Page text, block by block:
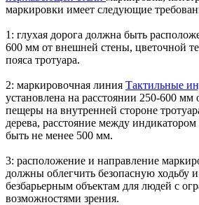
маркировки имеет следующие
1: глухая дорога должна быть
600 мм от внешней стены, цветочной
пояса тротуара.
2: маркировочная линия Тактильные
установлена на расстоянии 250-600 мм
пещеры на внутренней стороне
дерева, расстояние между
быть не менее 500 мм.
3: расположение и направление
должны облегчить безопасную ходьбу
безбарьерным объектам для людей с
возможностями зрения.